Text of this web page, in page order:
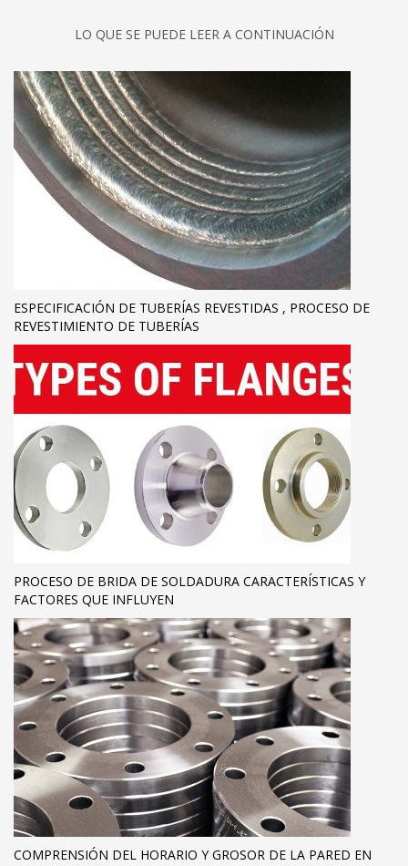
LO QUE SE PUEDE LEER A CONTINUACIÓN
ESPECIFICACIÓN DE TUBERÍAS REVESTIDAS , PROCESO DE
REVESTIMIENTO DE TUBERÍAS
PROCESO DE BRIDA DE SOLDADURA CARACTERÍSTICAS Y
FACTORES QUE INFLUYEN
COMPRENSIÓN DEL HORARIO Y GROSOR DE LA PARED EN